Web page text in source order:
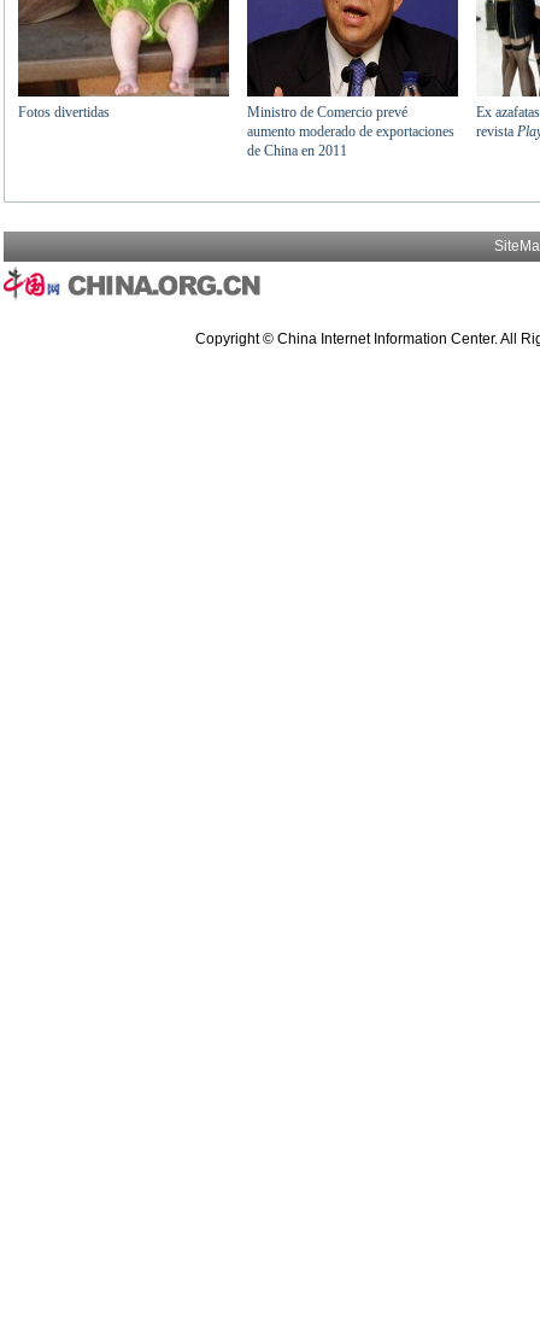
Copyright © China Internet Information Center. All